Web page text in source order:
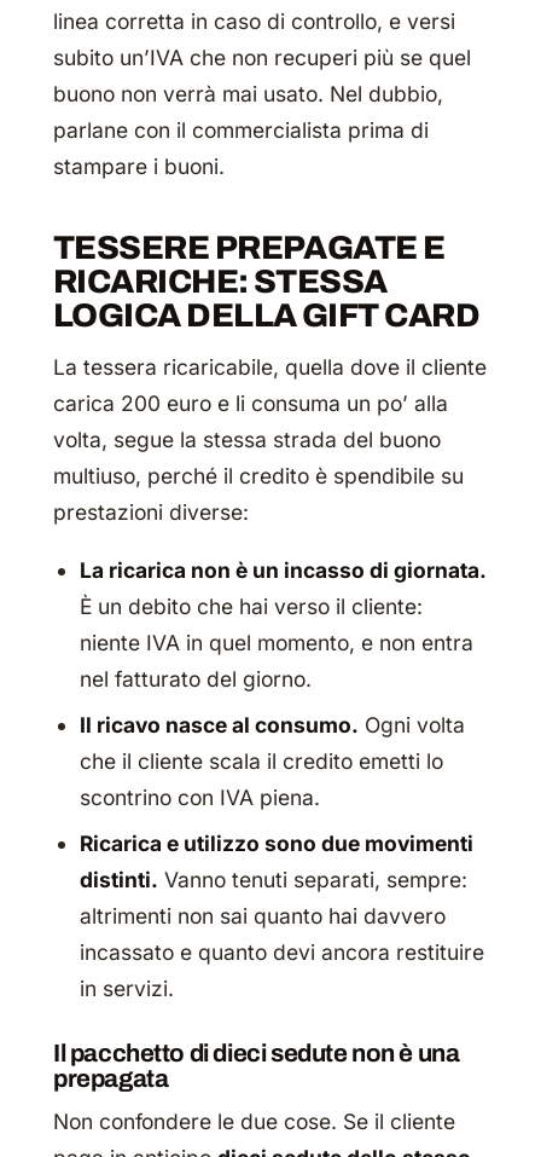
linea corretta in caso di controllo, e versi
subito un’IVA che non recuperi più se quel
buono non verrà mai usato. Nel dubbio,
parlane con il commercialista prima di
stampare i buoni.
TESSERE PREPAGATE E
RICARICHE: STESSA
LOGICA DELLA GIFT CARD
La tessera ricaricabile, quella dove il cliente
carica 200 euro e li consuma un po’ alla
volta, segue la stessa strada del buono
multiuso, perché il credito è spendibile su
prestazioni diverse:
La ricarica non è un incasso di giornata.
È un debito che hai verso il cliente:
niente IVA in quel momento, e non entra
nel fatturato del giorno.
Il ricavo nasce al consumo. Ogni volta
che il cliente scala il credito emetti lo
scontrino con IVA piena.
Ricarica e utilizzo sono due movimenti
distinti. Vanno tenuti separati, sempre:
altrimenti non sai quanto hai davvero
incassato e quanto devi ancora restituire
in servizi.
Il pacchetto di dieci sedute non è una
prepagata
Non confondere le due cose. Se il cliente